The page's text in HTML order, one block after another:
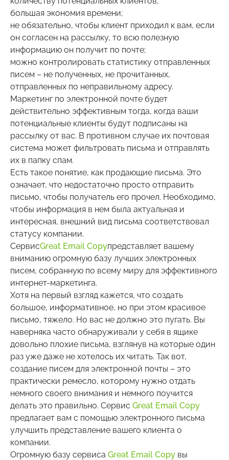
большая экономия времени;
не обязательно, чтобы клиент приходил к вам, если
он согласен на рассылку, то всю полезную
информацию он получит по почте;
можно контролировать статистику отправленных
писем – не полученных, не прочитанных,
отправленных по неправильному адресу.
Маркетинг по электронной почте будет
действительно эффективным тогда, когда ваши
потенциальные клиенты будут подписаны на
рассылку от вас. В противном случае их почтовая
система может фильтровать письма и отправлять
их в папку спам.
Есть такое понятие, как продающие письма. Это
означает, что недостаточно просто отправить
письмо, чтобы получатель его прочел. Необходимо,
чтобы информация в нем была актуальная и
интересная, внешний вид письма соответствовал
статусу компании.
СервисGreat Email Copyпредставляет вашему
вниманию огромную базу лучших электронных
писем, собранную по всему миру для эффективного
интернет-маркетинга.
Хотя на первый взгляд кажется, что создать
большое, информативное, но при этом красивое
письмо, тяжело. Но вас не должно это пугать. Вы
наверняка часто обнаруживали у себя в ящике
довольно плохие письма, взглянув на которые один
раз уже даже не хотелось их читать. Так вот,
создание писем для электронной почты – это
практически ремесло, которому нужно отдать
немного своего внимания и немного поучится
делать это правильно. Сервис Great Email Copy
предлагает вам с помощью электронного письма
улучшить представление вашего клиента о
компании.
Огромную базу сервиса Great Email Copy вы